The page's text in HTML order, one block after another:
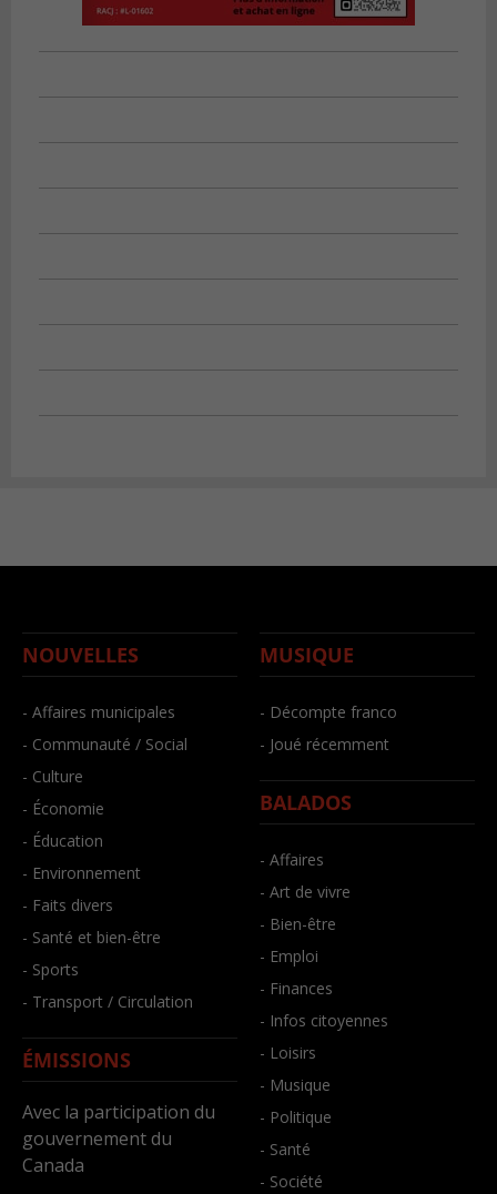
NOUVELLES
- Affaires municipales
- Communauté / Social
- Culture
- Économie
- Éducation
- Environnement
- Faits divers
- Santé et bien-être
- Sports
- Transport / Circulation
ÉMISSIONS
Avec la participation du
gouvernement du
Canada
MUSIQUE
- Décompte franco
- Joué récemment
BALADOS
- Affaires
- Art de vivre
- Bien-être
- Emploi
- Finances
- Infos citoyennes
- Loisirs
- Musique
- Politique
- Santé
- Société